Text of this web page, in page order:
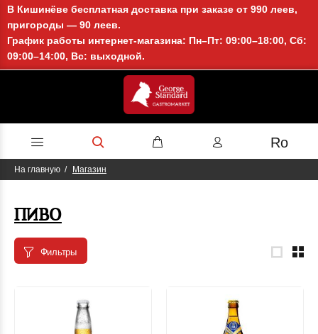
В Кишинёве бесплатная доставка при заказе от 990 леев,
пригороды — 90 леев.
График работы интернет-магазина: Пн–Пт: 09:00–18:00, Сб:
09:00–14:00, Вс: выходной.
Ro
На главную Магазин
ПИВО
Фильтры